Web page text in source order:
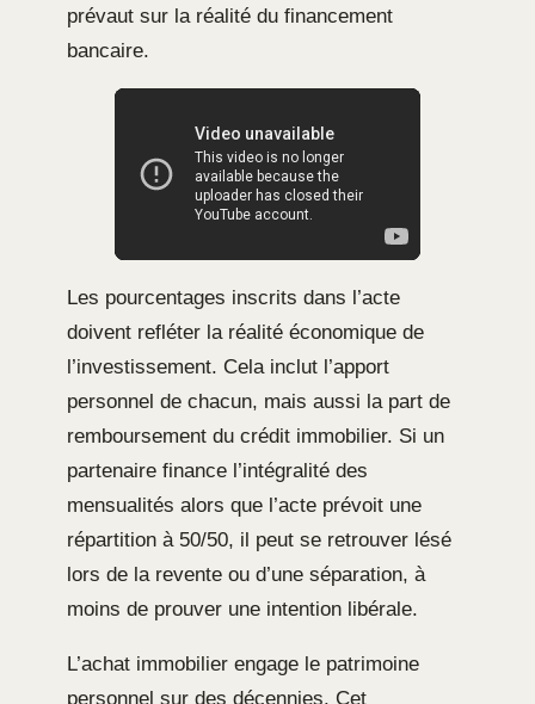
prévaut sur la réalité du financement
bancaire.
Les pourcentages inscrits dans l’acte
doivent refléter la réalité économique de
l’investissement. Cela inclut l’apport
personnel de chacun, mais aussi la part de
remboursement du crédit immobilier. Si un
partenaire finance l’intégralité des
mensualités alors que l’acte prévoit une
répartition à 50/50, il peut se retrouver lésé
lors de la revente ou d’une séparation, à
moins de prouver une intention libérale.
L’achat immobilier engage le patrimoine
personnel sur des décennies. Cet